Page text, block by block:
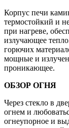
Корпус печи
термостойкий и
при нагреве,
излучающее
горючих
мощные и
проникающее.
ОБЗОР ОГНЯ
Через стекло в
огнем и
огнеупорное и